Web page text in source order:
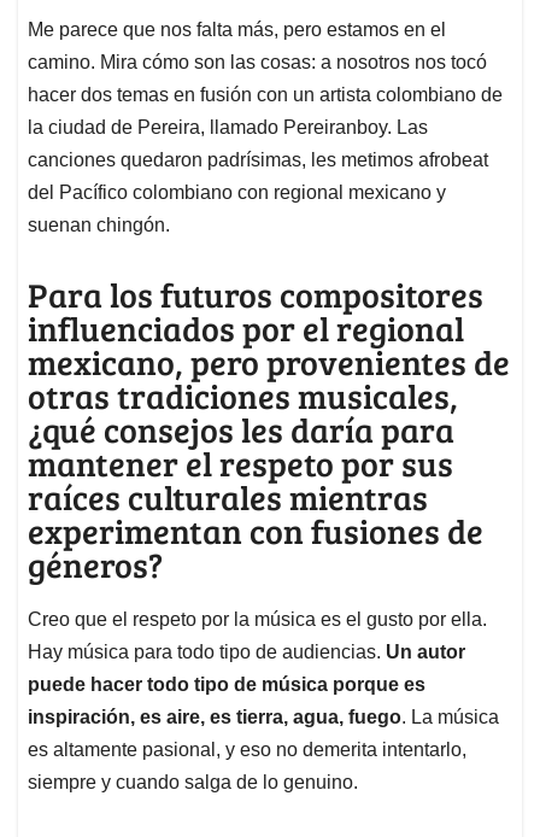
Me parece que nos falta más, pero estamos en el
camino. Mira cómo son las cosas: a nosotros nos tocó
hacer dos temas en fusión con un artista colombiano de
la ciudad de Pereira, llamado Pereiranboy. Las
canciones quedaron padrísimas, les metimos afrobeat
del Pacífico colombiano con regional mexicano y
suenan chingón.
Para los futuros compositores
influenciados por el regional
mexicano, pero provenientes de
otras tradiciones musicales,
¿qué consejos les daría para
mantener el respeto por sus
raíces culturales mientras
experimentan con fusiones de
géneros?
Creo que el respeto por la música es el gusto por ella.
Hay música para todo tipo de audiencias. Un autor
puede hacer todo tipo de música porque es
inspiración, es aire, es tierra, agua, fuego. La música
es altamente pasional, y eso no demerita intentarlo,
siempre y cuando salga de lo genuino.